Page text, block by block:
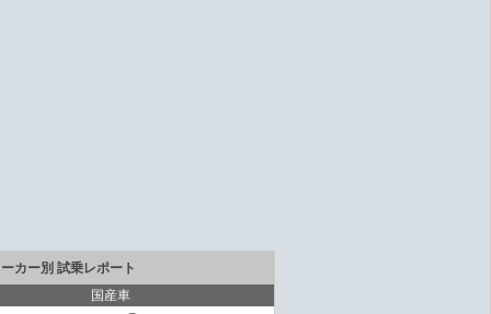
カー別 試乗レポート
国産車